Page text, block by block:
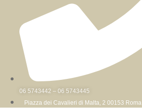
06 5743442 – 06 5743445
Piazza dei Cavalieri di Malta, 2 00153 Roma